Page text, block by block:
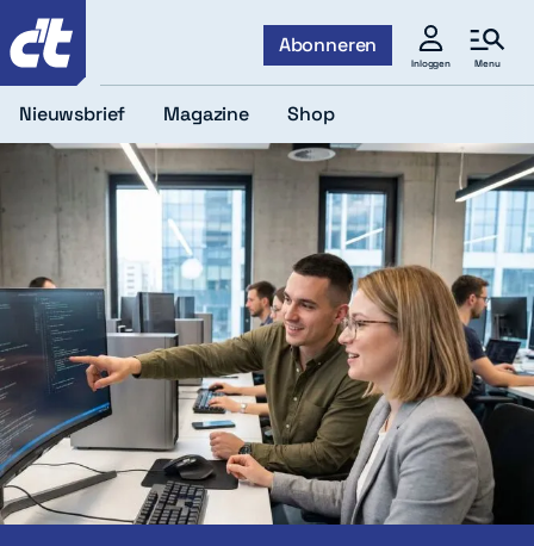
Abonneren
Inloggen Menu
Nieuwsbrief Magazine Shop